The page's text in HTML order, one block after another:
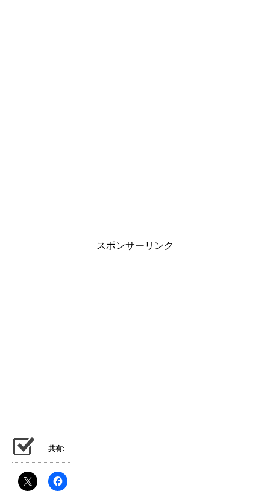
スポンサーリンク
共有: